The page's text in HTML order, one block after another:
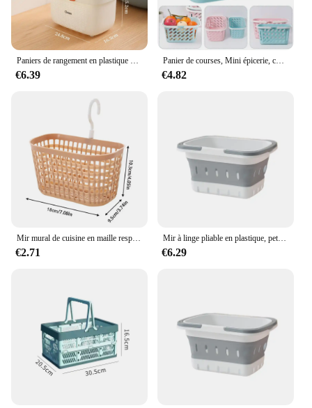
Paniers de rangement en plastique avec poignée, panier de vidange évidé, panier de bain empilable, shampooing, toilette, évaluation
€6.39
Panier de courses, Mini épicerie, chariot pour enfants, rangement de jouets, petits accessoires, magasin, jouets, maison, cuisine
€4.82
Mir mural de cuisine en maille respirante, panier de rangement officiel, crochet de rotation résistant à 360 degrés, HOKitchen
€2.71
Mir à linge pliable en plastique, petit panier à linge pliable avec Foy, panier à linge pliable pour vêtements, gain de place
€6.29